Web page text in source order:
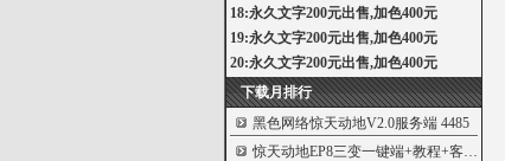
18:永久文字200元出售,加色400元
19:永久文字200元出售,加色400元
20:永久文字200元出售,加色400元
下载月排行
黑色网络惊天动地V2.0服务端4485
惊天动地EP8三变一键端+教程+客户端